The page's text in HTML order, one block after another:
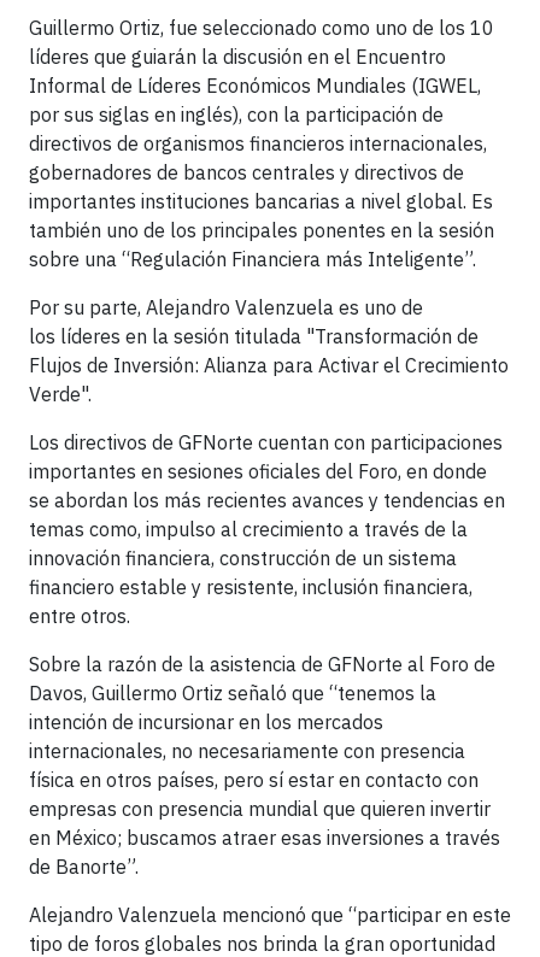
Guillermo Ortiz, fue seleccionado como uno de los 10
líderes que guiarán la discusión en el Encuentro
Informal de Líderes Económicos Mundiales (IGWEL,
por sus siglas en inglés), con la participación de
directivos de organismos financieros internacionales,
gobernadores de bancos centrales y directivos de
importantes instituciones bancarias a nivel global. Es
también uno de los principales ponentes en la sesión
sobre una “Regulación Financiera más Inteligente”.
Por su parte, Alejandro Valenzuela es uno de
los líderes en la sesión titulada "Transformación de
Flujos de Inversión: Alianza para Activar el Crecimiento
Verde".
Los directivos de GFNorte cuentan con participaciones
importantes en sesiones oficiales del Foro, en donde
se abordan los más recientes avances y tendencias en
temas como, impulso al crecimiento a través de la
innovación financiera, construcción de un sistema
financiero estable y resistente, inclusión financiera,
entre otros.
Sobre la razón de la asistencia de GFNorte al Foro de
Davos, Guillermo Ortiz señaló que “tenemos la
intención de incursionar en los mercados
internacionales, no necesariamente con presencia
física en otros países, pero sí estar en contacto con
empresas con presencia mundial que quieren invertir
en México; buscamos atraer esas inversiones a través
de Banorte”.
Alejandro Valenzuela mencionó que “participar en este
tipo de foros globales nos brinda la gran oportunidad